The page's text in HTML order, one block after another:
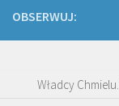
OBSERWUJ:
Władcy